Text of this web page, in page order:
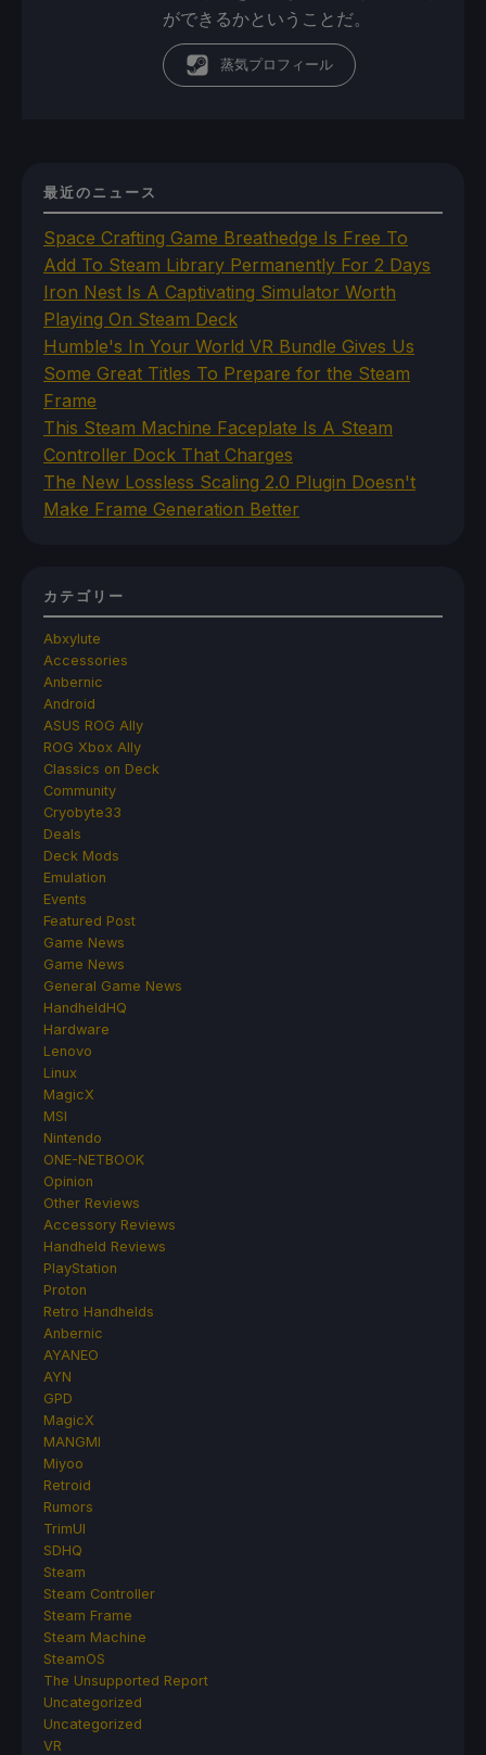
ができるかということだ。
蒸気プロフィール
最近のニュース
Space Crafting Game Breathedge Is Free To
Add To Steam Library Permanently For 2 Days
Iron Nest Is A Captivating Simulator Worth
Playing On Steam Deck
Humble's In Your World VR Bundle Gives Us
Some Great Titles To Prepare for the Steam
Frame
This Steam Machine Faceplate Is A Steam
Controller Dock That Charges
The New Lossless Scaling 2.0 Plugin Doesn't
Make Frame Generation Better
カテゴリー
Abxylute
Accessories
Anbernic
Android
ASUS ROG Ally
ROG Xbox Ally
Classics on Deck
Community
Cryobyte33
Deals
Deck Mods
Emulation
Events
Featured Post
Game News
Game News
General Game News
HandheldHQ
Hardware
Lenovo
Linux
MagicX
MSI
Nintendo
ONE-NETBOOK
Opinion
Other Reviews
Accessory Reviews
Handheld Reviews
PlayStation
Proton
Retro Handhelds
Anbernic
AYANEO
AYN
GPD
MagicX
MANGMI
Miyoo
Retroid
Rumors
TrimUI
SDHQ
Steam
Steam Controller
Steam Frame
Steam Machine
SteamOS
The Unsupported Report
Uncategorized
Uncategorized
VR